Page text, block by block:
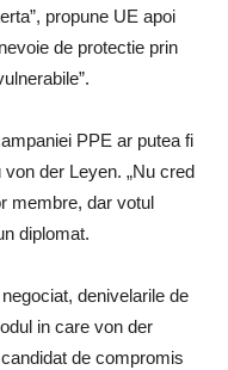
propune UE apoi
de protectie prin
PPE ar putea fi
der Leyen. „Nu cred
membre, dar votul
diplomat.
denivelarile de
in care von der
de compromis